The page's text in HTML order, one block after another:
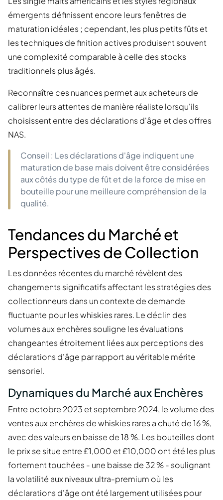
émergents définissent encore leurs fenêtres de
maturation idéales ; cependant, les plus petits fûts et
les techniques de finition actives produisent souvent
une complexité comparable à celle des stocks
traditionnels plus âgés.
Reconnaître ces nuances permet aux acheteurs de
calibrer leurs attentes de manière réaliste lorsqu'ils
choisissent entre des déclarations d'âge et des offres
NAS.
Conseil : Les déclarations d'âge indiquent une
maturation de base mais doivent être considérées
aux côtés du type de fût et de la force de mise en
bouteille pour une meilleure compréhension de la
qualité.
Tendances du Marché et
Perspectives de Collection
Les données récentes du marché révèlent des
changements significatifs affectant les stratégies des
collectionneurs dans un contexte de demande
fluctuante pour les whiskies rares. Le déclin des
volumes aux enchères souligne les évaluations
changeantes étroitement liées aux perceptions des
déclarations d'âge par rapport au véritable mérite
sensoriel.
Dynamiques du Marché aux Enchères
Entre octobre 2023 et septembre 2024, le volume des
ventes aux enchères de whiskies rares a chuté de 16 %,
avec des valeurs en baisse de 18 %. Les bouteilles dont
le prix se situe entre £1,000 et £10,000 ont été les plus
fortement touchées - une baisse de 32 % - soulignant
la volatilité aux niveaux ultra-premium où les
déclarations d'âge ont été largement utilisées pour